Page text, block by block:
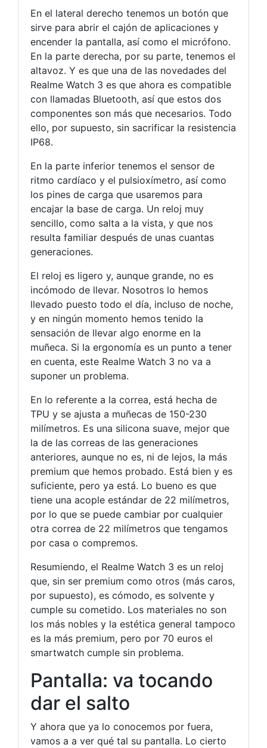
En el lateral derecho tenemos un botón que
sirve para abrir el cajón de aplicaciones y
encender la pantalla, así como el micrófono.
En la parte derecha, por su parte, tenemos el
altavoz. Y es que una de las novedades del
Realme Watch 3 es que ahora es compatible
con llamadas Bluetooth, así que estos dos
componentes son más que necesarios. Todo
ello, por supuesto, sin sacrificar la resistencia
IP68.
En la parte inferior tenemos el sensor de
ritmo cardíaco y el pulsioxímetro, así como
los pines de carga que usaremos para
encajar la base de carga. Un reloj muy
sencillo, como salta a la vista, y que nos
resulta familiar después de unas cuantas
generaciones.
El reloj es ligero y, aunque grande, no es
incómodo de llevar. Nosotros lo hemos
llevado puesto todo el día, incluso de noche,
y en ningún momento hemos tenido la
sensación de llevar algo enorme en la
muñeca. Si la ergonomía es un punto a tener
en cuenta, este Realme Watch 3 no va a
suponer un problema.
En lo referente a la correa, está hecha de
TPU y se ajusta a muñecas de 150-230
milímetros. Es una silicona suave, mejor que
la de las correas de las generaciones
anteriores, aunque no es, ni de lejos, la más
premium que hemos probado. Está bien y es
suficiente, pero ya está. Lo bueno es que
tiene una acople estándar de 22 milímetros,
por lo que se puede cambiar por cualquier
otra correa de 22 milímetros que tengamos
por casa o compremos.
Resumiendo, el Realme Watch 3 es un reloj
que, sin ser premium como otros (más caros,
por supuesto), es cómodo, es solvente y
cumple su cometido. Los materiales no son
los más nobles y la estética general tampoco
es la más premium, pero por 70 euros el
smartwatch cumple sin problema.
Pantalla: va tocando
dar el salto
Y ahora que ya lo conocemos por fuera,
vamos a a ver qué tal su pantalla. Lo cierto